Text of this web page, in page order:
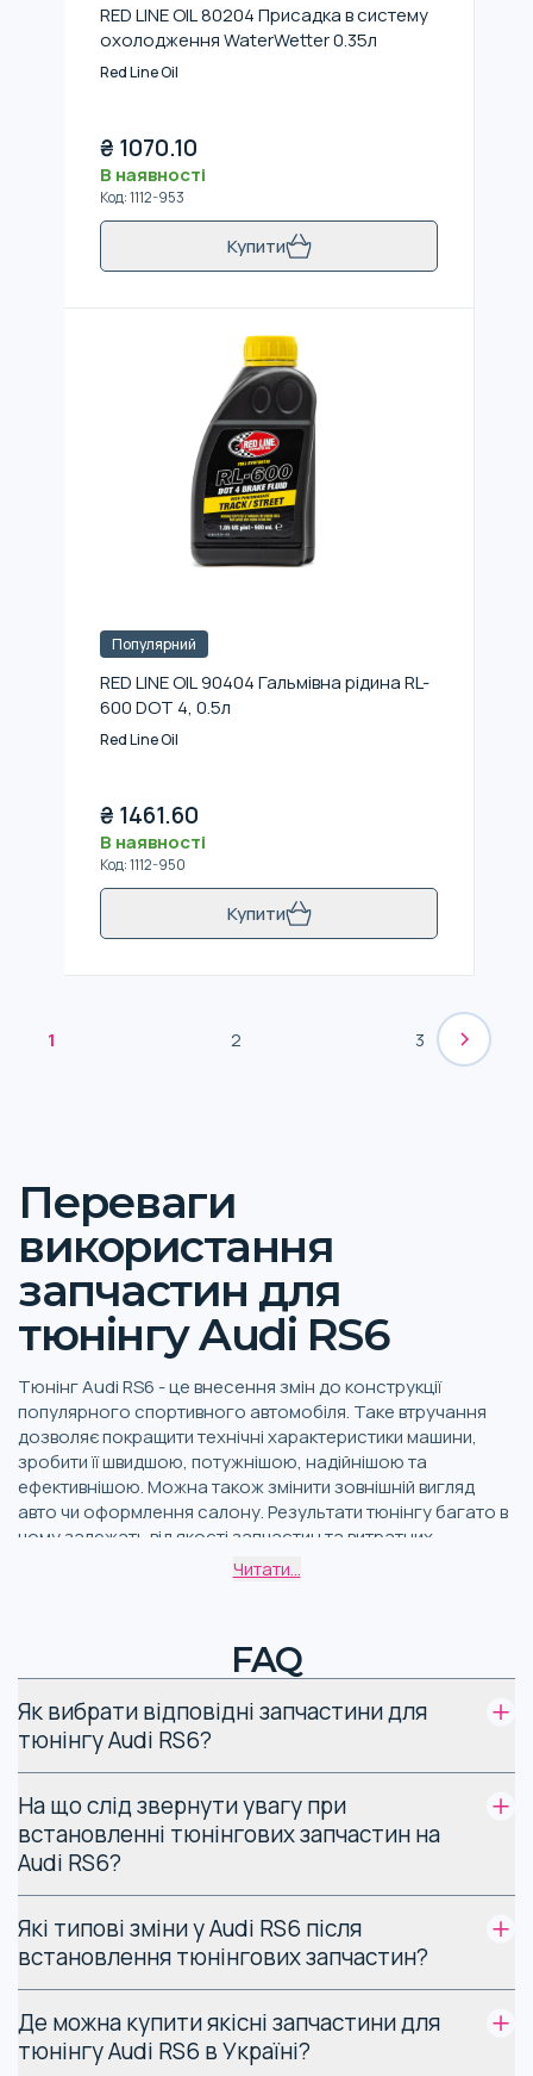
RED LINE OIL 80204 Присадка в систему
охолодження WaterWetter 0.35л
Red Line Oil
₴ 1070.10
В наявності
Код:1112-953
Купити
Популярний
RED LINE OIL 90404 Гальмівна рідина RL-
600 DOT 4, 0.5л
Red Line Oil
₴ 1461.60
В наявності
Код:1112-950
Купити
1 2 3
Переваги
використання
запчастин для
тюнінгу Audi RS6
Тюнінг Audi RS6 - це внесення змін до конструкції
популярного спортивного автомобіля. Таке втручання
дозволяє покращити технічні характеристики машини,
зробити її швидшою, потужнішою, надійнішою та
ефективнішою. Можна також змінити зовнішній вигляд
авто чи оформлення салону. Результати тюнінгу багато в
чому залежать від якості запчастин та витратних
матеріалів. Використання нових оригінальних
Види запчастин для
тюнінгу Audi RS6
Замовити тюнінг Audi RS6 в Україні можна для різних
представників цієї моделі. З 2002 року світло побачили 4
покоління спортивного автомобіля RS6. Основні версії:
RS6 (C6) Седан та універсал, 2008-2010 рр.
RS6 (C7) Універсал, з 2013 р.
Читати...
FAQ
Як вибрати відповідні запчастини для
тюнінгу Audi RS6?
На що слід звернути увагу при
встановленні тюнінгових запчастин на
Audi RS6?
Які типові зміни у Audi RS6 після
встановлення тюнінгових запчастин?
Де можна купити якісні запчастини для
тюнінгу Audi RS6 в Україні?